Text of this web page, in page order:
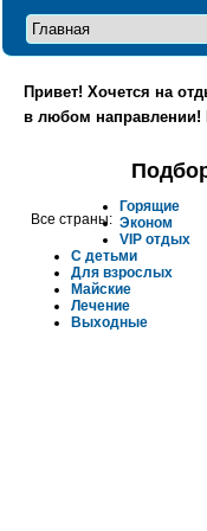
Привет! Хочется на
в любом направлении!
Все страны:
Горящие
Эконом
VIP отдых
С детьми
Для взрослых
Майские
Лечение
Выходные